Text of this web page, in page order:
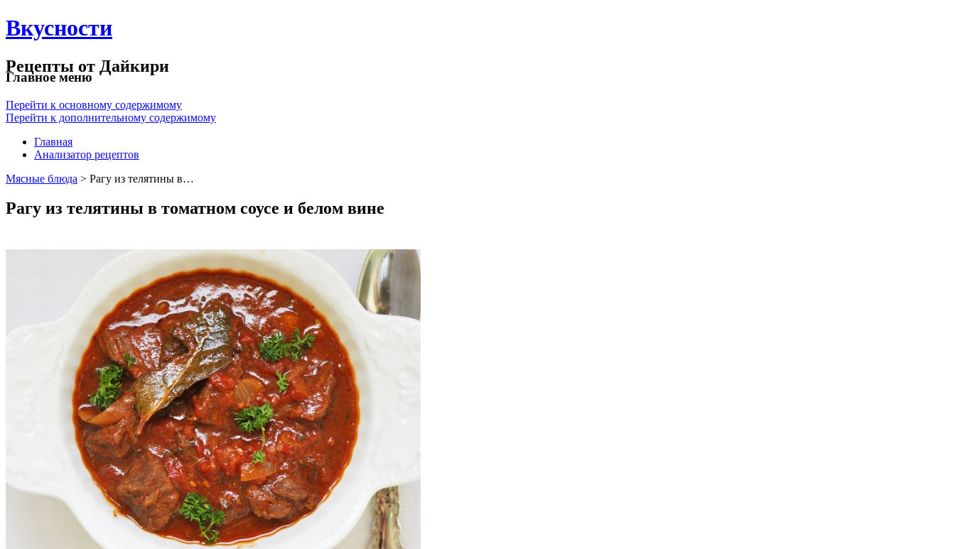
Вкусности
Рецепты от Дайкири
Главное меню
Перейти к основному содержимому
Перейти к дополнительному содержимому
Главная
Анализатор рецептов
Мясные блюда > Рагу из телятины в…
Рагу из телятины в томатном соусе и белом вине